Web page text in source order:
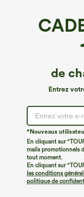
de
Entrez
*Nouveaux
En cliquant sur
mails promotionnels
tout moment.
En cliquant sur
les conditions
politique de
SoftlyZero™ Airy*
Robe 2-en-1
racerback et
€26,95 EUR